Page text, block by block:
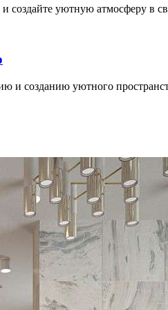
создайте уютную атмосферу в
и созданию уютного